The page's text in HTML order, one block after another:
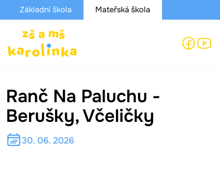
Základní škola Mateřská škola
Ranč Na Paluchu -
Berušky, Včeličky
30. 06. 2026